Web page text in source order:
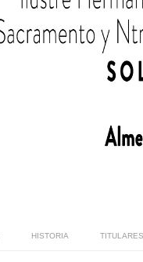
HISTORIA TITULARES